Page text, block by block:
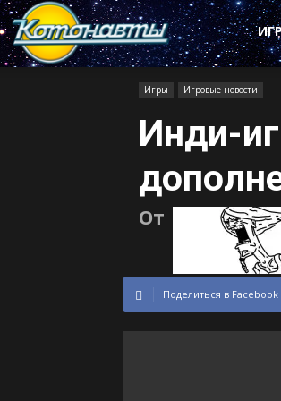
Котонавты
Игры Игровые новости
Инди-
От
Поделиться в Facebook